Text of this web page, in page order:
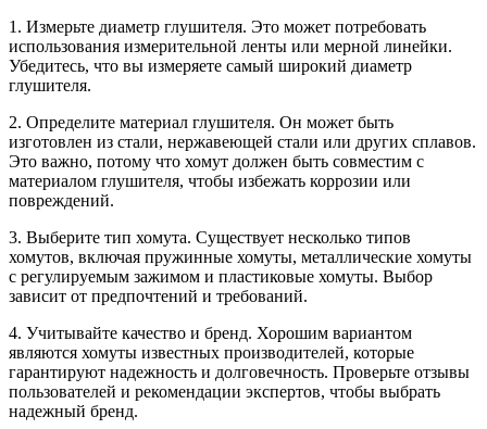
1. Измерьте диаметр глушителя. Это может потребовать
использования измерительной ленты или мерной линейки.
Убедитесь, что вы измеряете самый широкий диаметр
глушителя.
2. Определите материал глушителя. Он может быть
изготовлен из стали, нержавеющей стали или других сплавов.
Это важно, потому что хомут должен быть совместим с
материалом глушителя, чтобы избежать коррозии или
повреждений.
3. Выберите тип хомута. Существует несколько типов
хомутов, включая пружинные хомуты, металлические хомуты
с регулируемым зажимом и пластиковые хомуты. Выбор
зависит от предпочтений и требований.
4. Учитывайте качество и бренд. Хорошим вариантом
являются хомуты известных производителей, которые
гарантируют надежность и долговечность. Проверьте отзывы
пользователей и рекомендации экспертов, чтобы выбрать
надежный бренд.